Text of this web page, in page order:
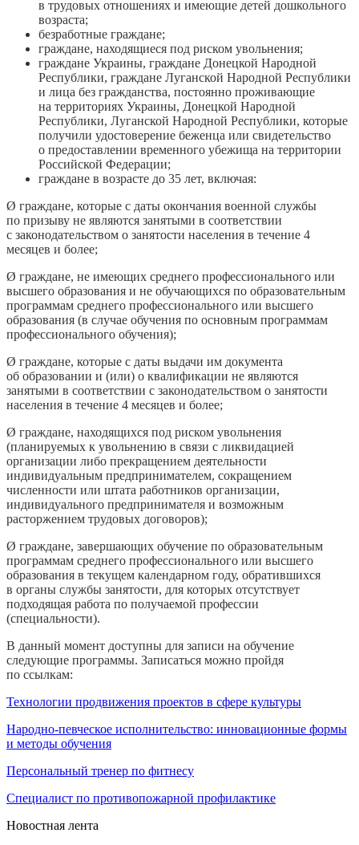
в трудовых отношениях и имеющие детей дошкольного
возраста;
безработные граждане;
граждане, находящиеся под риском увольнения;
граждане Украины, граждане Донецкой Народной
Республики, граждане Луганской Народной Республики
и лица без гражданства, постоянно проживающие
на территориях Украины, Донецкой Народной
Республики, Луганской Народной Республики, которые
получили удостоверение беженца или свидетельство
о предоставлении временного убежища на территории
Российской Федерации;
граждане в возрасте до 35 лет, включая:
Ø граждане, которые с даты окончания военной службы
по призыву не являются занятыми в соответствии
с законодательством о занятости населения в течение 4
месяцев и более;
Ø граждане, не имеющих среднего профессионального или
высшего образования и не обучающихся по образовательным
программам среднего профессионального или высшего
образования (в случае обучения по основным программам
профессионального обучения);
Ø граждане, которые с даты выдачи им документа
об образовании и (или) о квалификации не являются
занятыми в соответствии с законодательством о занятости
населения в течение 4 месяцев и более;
Ø граждане, находящихся под риском увольнения
(планируемых к увольнению в связи с ликвидацией
организации либо прекращением деятельности
индивидуальным предпринимателем, сокращением
численности или штата работников организации,
индивидуального предпринимателя и возможным
расторжением трудовых договоров);
Ø граждане, завершающих обучение по образовательным
программам среднего профессионального или высшего
образования в текущем календарном году, обратившихся
в органы службы занятости, для которых отсутствует
подходящая работа по получаемой профессии
(специальности).
В данный момент доступны для записи на обучение
следующие программы. Записаться можно пройдя
по ссылкам:
Технологии продвижения проектов в сфере культуры
Народно-певческое исполнительство: инновационные формы
и методы обучения
Персональный тренер по фитнесу
Специалист по противопожарной профилактике
Новостная лента